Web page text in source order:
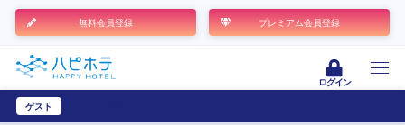
無料会員登録 プレミアム会員登録
ログイン
ゲスト